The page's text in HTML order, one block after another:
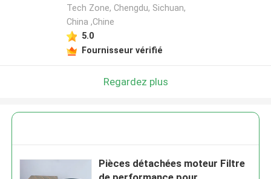
Tech Zone, Chengdu, Sichuan,
China ,Chine
5.0
Fournisseur vérifié
Regardez plus
Pièces détachées moteur Filtre